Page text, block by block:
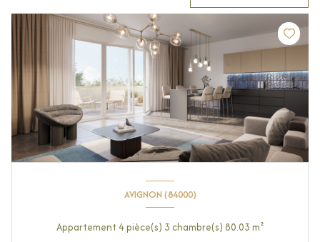
AVIGNON (84000)
Appartement 4 pièce(s) 3 chambre(s) 80.03 m²